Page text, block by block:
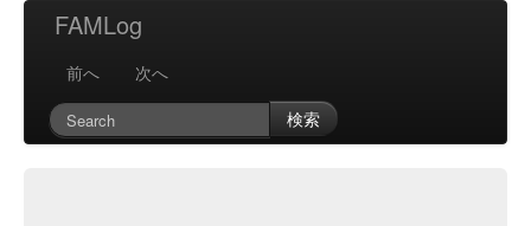
FAMLog
前へ
次へ
検索